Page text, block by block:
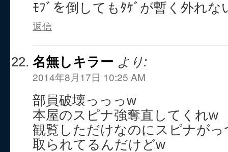
ﾓﾌﾞを倒してもﾀｹﾞが暫く外れ
返信
名無しキラー より:
2014年8月17日 10:25 AM
部員破壊っっっw
本屋のスピナ強奪直してくれw
観覧しただけなのにスピナがっ
取られてるんだけどw